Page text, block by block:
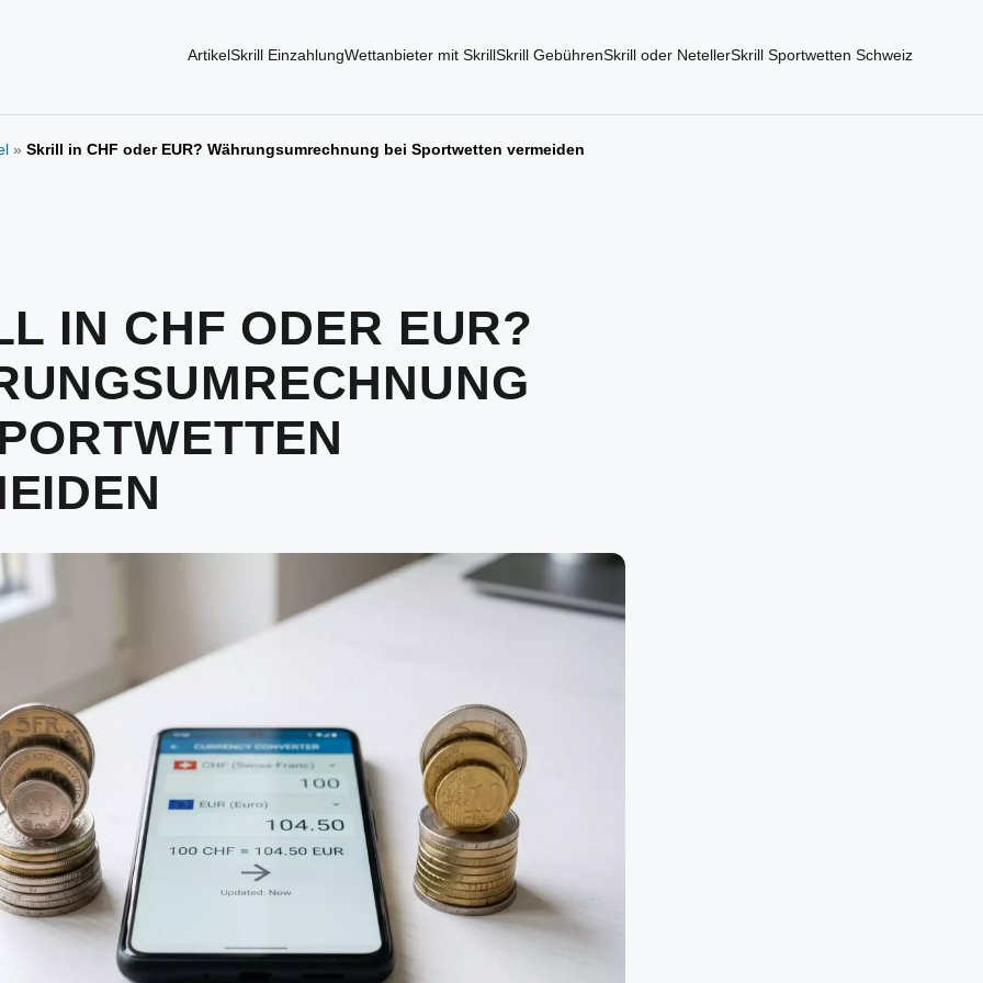
ArtikelSkrill EinzahlungWettanbieter mit SkrillSkrill GebührenSkrill oder NetellerSkrill Sportwetten Schweiz
» Skrill in CHF oder EUR? Währungsumrechnung bei Sportwetten vermeiden
IN CHF ODER EUR?